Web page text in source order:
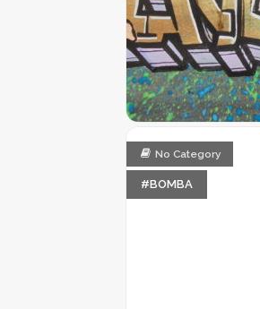
#BOMBA
No Category